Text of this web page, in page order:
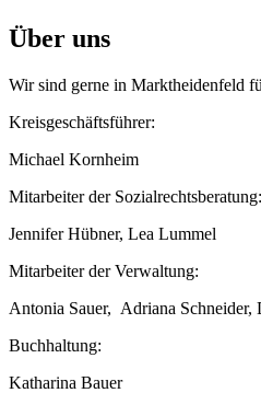
Über uns
Wir sind gerne in Marktheidenfeld
Kreisgeschäftsführer:
Michael Kornheim
Mitarbeiter der Sozialrechtsberatung:
Jennifer Hübner, Lea Lummel
Mitarbeiter der Verwaltung:
Antonia Sauer, Adriana Schneider,
Buchhaltung:
Katharina Bauer